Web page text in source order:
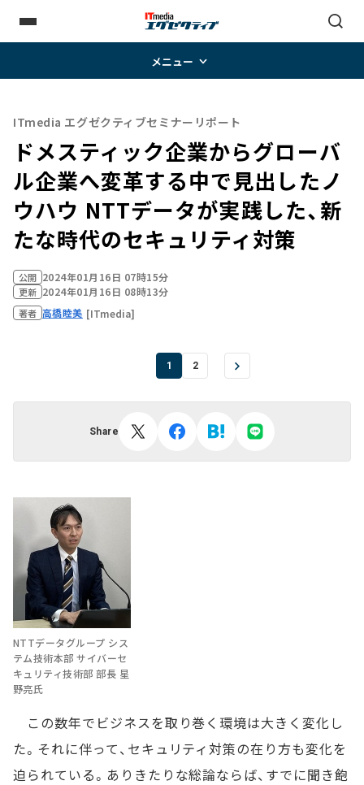
メニュー
ITmedia エグゼクティブセミナーリポート
ドメスティック企業からグローバ
ル企業へ変革する中で見出したノ
ウハウ―― NTTデータが実践した、新
たな時代のセキュリティ対策
公開 2024年01月16日 07時15分
更新 2024年01月16日 08時13分
著者 高橋睦美 [ITmedia]
1 2
Share
NTTデータグループ シス
テム技術本部 サイバーセ
キュリティ技術部 部長 星
野亮氏
この数年でビジネスを取り巻く環境は大きく変化し
た。それに伴って、セキュリティ対策の在り方も変化を
迫られている。ありきたりな総論ならば、すでに聞き飽